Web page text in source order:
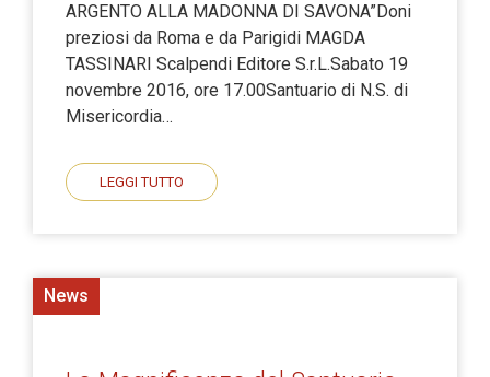
ARGENTO ALLA MADONNA DI SAVONA”Doni
preziosi da Roma e da Parigidi MAGDA
TASSINARI Scalpendi Editore S.r.L.Sabato 19
novembre 2016, ore 17.00Santuario di N.S. di
Misericordia…
LEGGI TUTTO
News